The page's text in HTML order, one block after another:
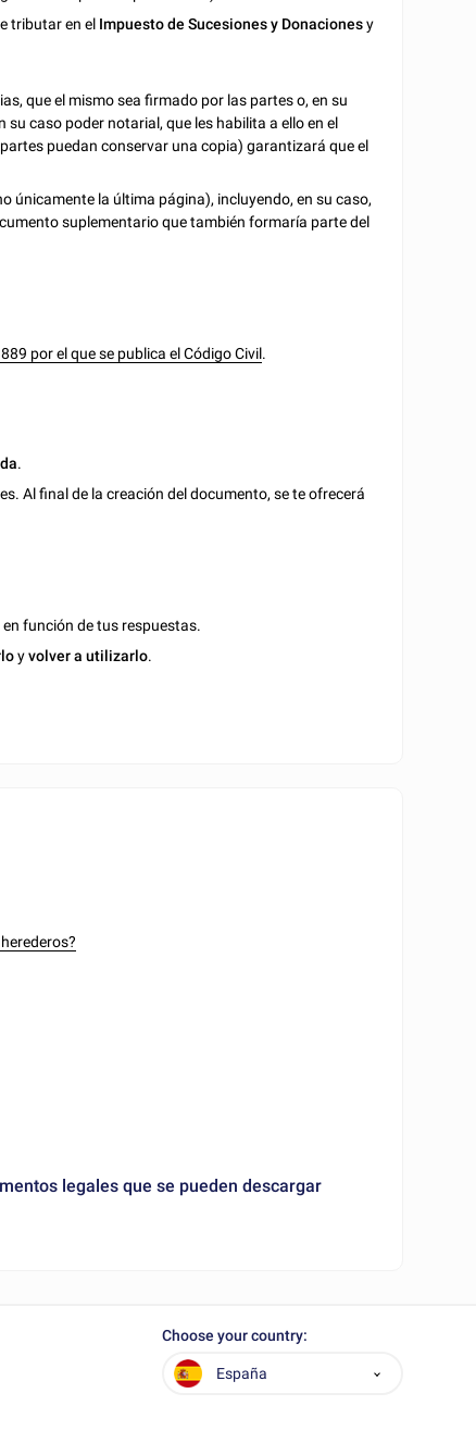
tributar en el Impuesto de Sucesiones y Donacionesy
que el mismo sea firmado por las partes o, en su
caso poder notarial, que les habilita a ello en el
puedan conservar una copia) garantizará que el
únicamente la última página), incluyendo, en su caso,
suplementario que también formaría parte del
por el que se publica el Código Civil.
.
Al final de la creación del documento, se te ofrecerá
función de tus respuestas.
yvolver a utilizarlo.
legales que se pueden descargar
Choose your country:
España